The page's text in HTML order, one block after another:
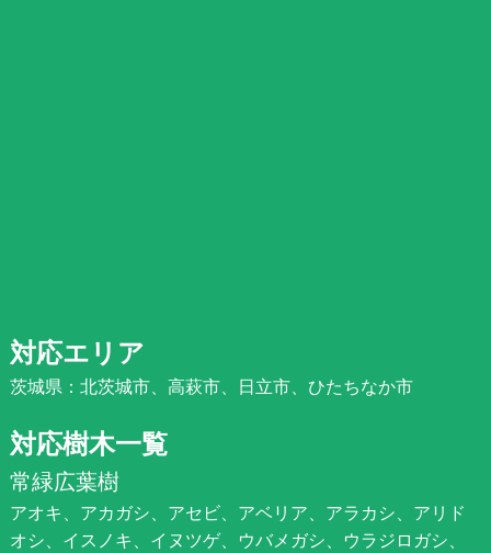
対応エリア
茨城県：北茨城市、高萩市、日立市、ひたちなか市
対応樹木一覧
常緑広葉樹
アオキ、アカガシ、アセビ、アベリア、アラカシ、アリド
オシ、イスノキ、イヌツゲ、ウバメガシ、ウラジロガシ、